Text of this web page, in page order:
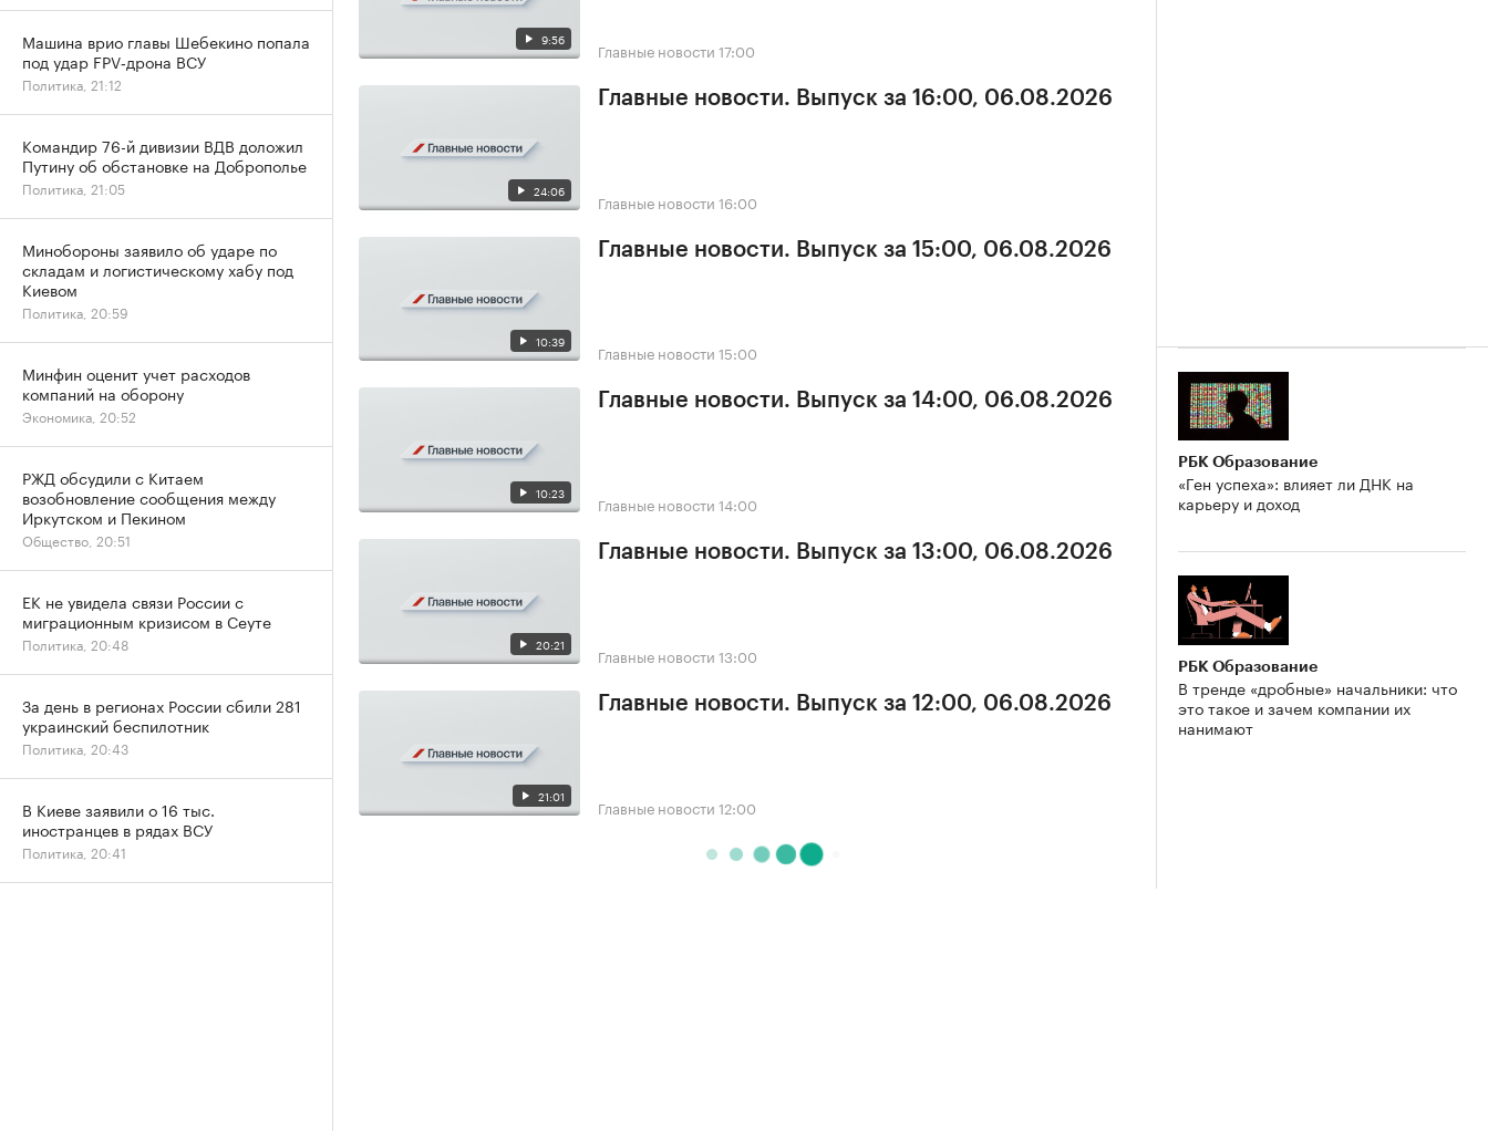
9:56 Главные новости 17:00
24:06
Главные новости. Выпуск за 16:00, 06.08.2026
Главные новости 16:00
10:39
Главные новости. Выпуск за 15:00, 06.08.2026
Главные новости 15:00
10:23
Главные новости. Выпуск за 14:00, 06.08.2026
Главные новости 14:00
20:21
Главные новости. Выпуск за 13:00, 06.08.2026
Главные новости 13:00
21:01
Главные новости. Выпуск за 12:00, 06.08.2026
Главные новости 12:00
РБК Образование
«Ген успеха»: влияет ли ДНК на
карьеру и доход
РБК Образование
В тренде «дробные» начальники: что
это такое и зачем компании их
нанимают
Машина врио главы Шебекино попала
под удар FPV‑дрона ВСУ
Политика, 21:12
Командир 76-й дивизии ВДВ доложил
Путину об обстановке на Доброполье
Политика, 21:05
Минобороны заявило об ударе по
складам и логистическому хабу под
Киевом
Политика, 20:59
Минфин оценит учет расходов
компаний на оборону
Экономика, 20:52
РЖД обсудили с Китаем
возобновление сообщения между
Иркутском и Пекином
Общество, 20:51
ЕК не увидела связи России с
миграционным кризисом в Сеуте
Политика, 20:48
За день в регионах России сбили 281
украинский беспилотник
Политика, 20:43
В Киеве заявили о 16 тыс.
иностранцев в рядах ВСУ
Политика, 20:41